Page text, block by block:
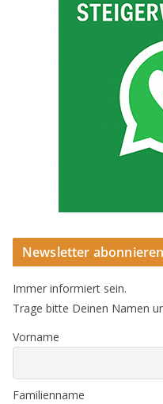
Newsletter abonnieren
Immer informiert sein.
Trage bitte Deinen Namen
Vorname
Familienname